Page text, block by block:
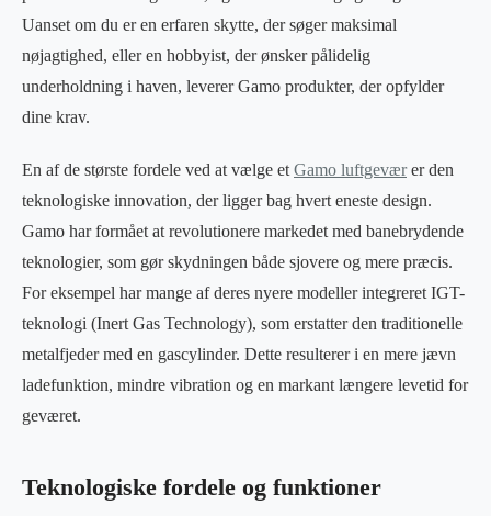
Uanset om du er en erfaren skytte, der søger maksimal
nøjagtighed, eller en hobbyist, der ønsker pålidelig
underholdning i haven, leverer Gamo produkter, der opfylder
dine krav.
En af de største fordele ved at vælge et Gamo luftgeværer den
teknologiske innovation, der ligger bag hvert eneste design.
Gamo har formået at revolutionere markedet med banebrydende
teknologier, som gør skydningen både sjovere og mere præcis.
For eksempel har mange af deres nyere modeller integreret IGT-
teknologi (Inert Gas Technology), som erstatter den traditionelle
metalfjeder med en gascylinder. Dette resulterer i en mere jævn
ladefunktion, mindre vibration og en markant længere levetid for
geværet.
Teknologiske fordele og funktioner